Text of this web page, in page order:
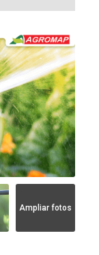
Ampliar fotos